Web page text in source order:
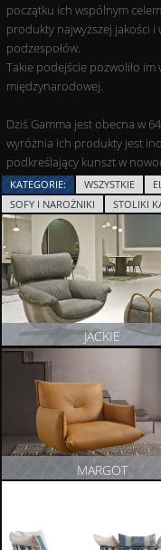
początku ich wspólnym
produkty najwyższej jakości i
podzespołów.
Takie podejście pozwoliło
międzynarodowej.
Dziś Gamma jest obecna w
wyróżnia ich produkty jest
podkreślający kunszt w
KATEGORIE: WSZYSTKIE
SOFY I NAROŻNIKI
STOLIKI
JACKIE
MARGOT